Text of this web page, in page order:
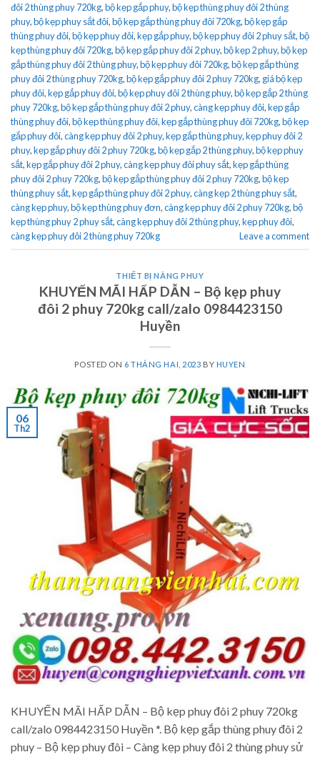
đôi 2 thùng phuy 720kg,bộ kẹp gắp phuy,bộ kẹp thùng phuy đôi 2 thùng
phuy,bộ kẹp phuy sắt đôi,bộ kẹp gắp thùng phuy đôi 720kg,bộ kẹp gắp
thùng phuy đôi,bộ kẹp phuy đôi,kẹp gắp phuy,bộ kẹp phuy đôi 2 phuy sắt,bộ
kẹp thùng phuy đôi 720kg,bộ kẹp gắp phuy đôi 2 phuy,bộ kẹp 2 phuy,bộ kẹp
gắp thùng phuy đôi 2 thùng phuy,bộ kẹp phuy đôi 720kg,bộ kẹp gắp thùng
phuy đôi 2 thùng phuy 720kg,bộ kẹp gắp phuy đôi 2 phuy 720kg, giá bộ kẹp
phuy đôi,kẹp gắp phuy đôi,bộ kẹp phuy đôi 2 thùng phuy,bộ kẹp gắp 2 thùng
phuy 720kg,bộ kẹp gắp thùng phuy đôi 2 phuy,càng kẹp phuy đôi,kẹp gắp
thùng phuy đôi,bộ kẹp thùng phuy đôi,kẹp gắp thùng phuy đôi 720kg,bộ kẹp
gắp phuy đôi,càng kẹp phuy đôi 2 phuy,kẹp gắp thùng phuy,kẹp phuy đôi 2
phuy,kẹp gắp phuy đôi 2 phuy 720kg,bộ kẹp gắp 2 thùng phuy,bộ kẹp phuy
sắt,kẹp gắp phuy đôi 2 phuy,càng kẹp phuy đôi phuy sắt,kẹp gắp thùng
phuy đôi 2 phuy 720kg,bộ kẹp gắp thùng phuy đôi 2 phuy 720kg,bộ kẹp
thùng phuy sắt,kẹp gắp thùng phuy đôi 2 phuy,càng kẹp 2 thùng phuy sắt,
càng kẹp phuy,bộ kẹp thùng phuy đơn,càng kẹp phuy đôi 2 phuy 720kg,bộ
kẹp thùng phuy 2 phuy sắt,càng kẹp phuy đôi 2 thùng phuy,kẹp phuy đôi,
càng kẹp phuy đôi 2 thùng phuy 720kg
Leave a comment
THIẾT BỊ NÂNG PHUY
KHUYẾN MÃI HẤP DẪN – Bộ kẹp phuy
đôi 2 phuy 720kg call/zalo 0984423150
Huyền
POSTED ON 6 THÁNG HAI, 2023 BY HUYEN
06
Th2
KHUYẾN MÃI HẤP DẪN – Bộ kẹp phuy đôi 2 phuy 720kg
call/zalo 0984423150 Huyền *. Bộ kẹp gắp thùng phuy đôi 2
phuy – Bộ kẹp phuy đôi – Càng kẹp phuy đôi 2 thùng phuy sử